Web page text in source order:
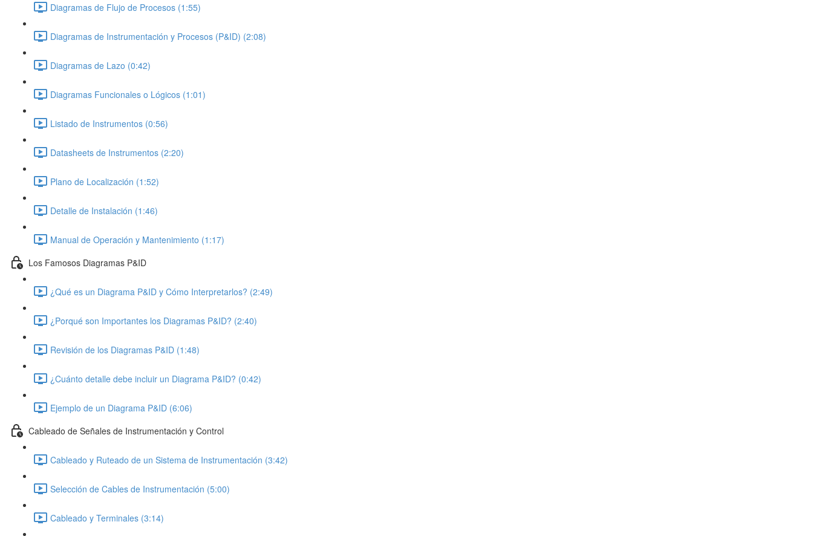
Diagramas de Flujo de Procesos (1:55)
Diagramas de Instrumentación y Procesos (P&ID) (2:08)
Diagramas de Lazo (0:42)
Diagramas Funcionales o Lógicos (1:01)
Listado de Instrumentos (0:56)
Datasheets de Instrumentos (2:20)
Plano de Localización (1:52)
Detalle de Instalación (1:46)
Manual de Operación y Mantenimiento (1:17)
Los Famosos Diagramas P&ID
¿Qué es un Diagrama P&ID y Cómo Interpretarlos? (2:49)
¿Porqué son Importantes los Diagramas P&ID? (2:40)
Revisión de los Diagramas P&ID (1:48)
¿Cuánto detalle debe incluir un Diagrama P&ID? (0:42)
Ejemplo de un Diagrama P&ID (6:06)
Cableado de Señales de Instrumentación y Control
Cableado y Ruteado de un Sistema de Instrumentación (3:42)
Selección de Cables de Instrumentación (5:00)
Cableado y Terminales (3:14)